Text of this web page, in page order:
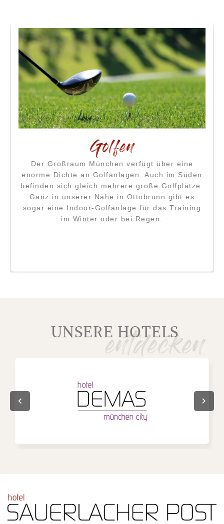
Englischer Garten
Die ausgedehnten Parkanlagen im Englischen
Garten erwarten die Besucher mit Spiel, Sport
und Entspannung der Extraklasse. Dort treffen
sich die Münchner im Biergarten, zum
Sonnenbaden oder kühlen sich im Wasser des
Eisbachs ab.
UNSERE HOTELS